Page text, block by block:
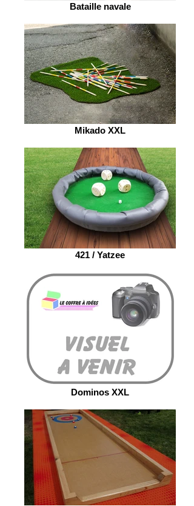
Bataille navale
Mikado XXL
421 / Yatzee
Dominos XXL